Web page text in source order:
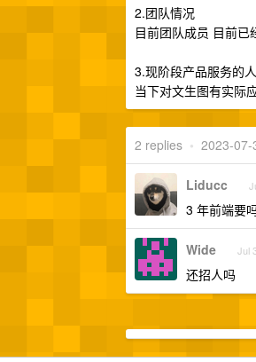
2.团队情况
目前团队成员 目前
3.现阶段产品服务的
当下对文生图有实际
2 replies • 2023-07-
Liducc
3 年前端要
Wide Jul
还招人吗